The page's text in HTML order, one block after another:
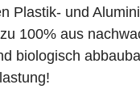
Plastik- und
100% aus
biologisch